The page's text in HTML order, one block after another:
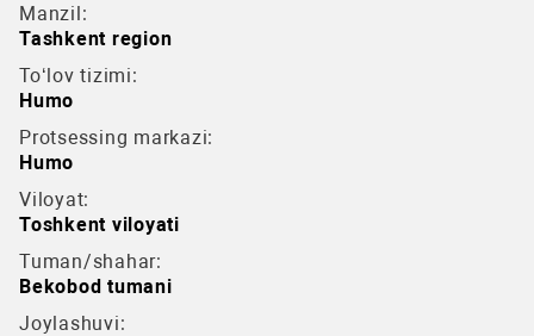
Manzil:
Tashkent region
To‘lov tizimi:
Humo
Protsessing markazi:
Humo
Viloyat:
Toshkent viloyati
Tuman/shahar:
Bekobod tumani
Joylashuvi: